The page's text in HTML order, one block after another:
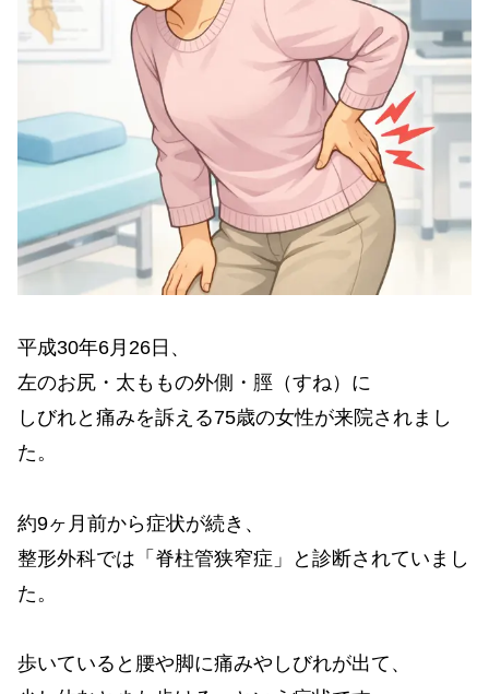
平成30年6月26日、
左のお尻・太ももの外側・脛（すね）に
しびれと痛みを訴える75歳の女性が来院されまし
た。
約9ヶ月前から症状が続き、
整形外科では「脊柱管狭窄症」と診断されていまし
た。
歩いていると腰や脚に痛みやしびれが出て、